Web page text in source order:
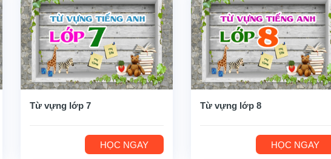
Từ vựng lớp 7
HỌC NGAY
Từ vựng lớp 8
HỌC NGAY